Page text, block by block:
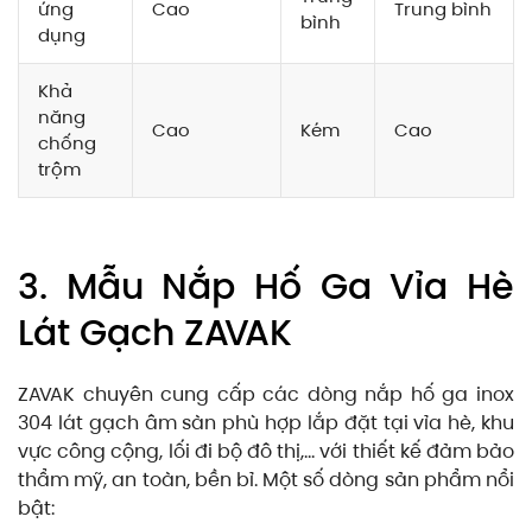
ứng
dụng
Cao
bình
Trung bình
Khả
năng
chống
trộm
Cao Kém Cao
3. Mẫu Nắp Hố Ga Vỉa Hè
Lát Gạch ZAVAK
ZAVAK chuyên cung cấp các dòng nắp hố ga inox
304 lát gạch âm sàn phù hợp lắp đặt tại vỉa hè, khu
vực công cộng, lối đi bộ đô thị,… với thiết kế đảm bảo
thẩm mỹ, an toàn, bền bỉ. Một số dòng sản phẩm nổi
bật: